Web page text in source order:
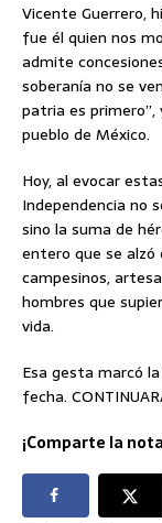
Vicente Guerrero,
fue él quien nos
admite
soberanía no se
patria es
pueblo de México.
Hoy, al evocar
Independencia no
sino la suma de
entero que se
campesinos,
hombres que
vida.
Esa gesta marcó
fecha.
¡Comparte la